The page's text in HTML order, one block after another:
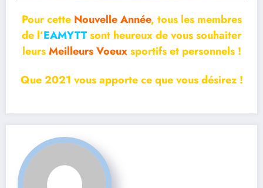
Pour cette Nouvelle Année, tous les membres
de l’EAMYTTsont heureux de vous souhaiter
leursMeilleurs Voeuxsportifs et personnels !
Que 2021 vous apporte ce que vous désirez !